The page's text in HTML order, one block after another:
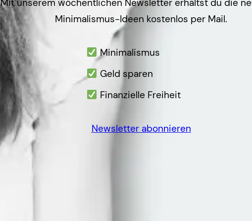
Mit unserem wöchentlichen Newsletter erhältst du die
Minimalismus-Ideen kostenlos per Mail.
Minimalismus
Geld sparen
Finanzielle Freiheit
Newsletter abonnieren